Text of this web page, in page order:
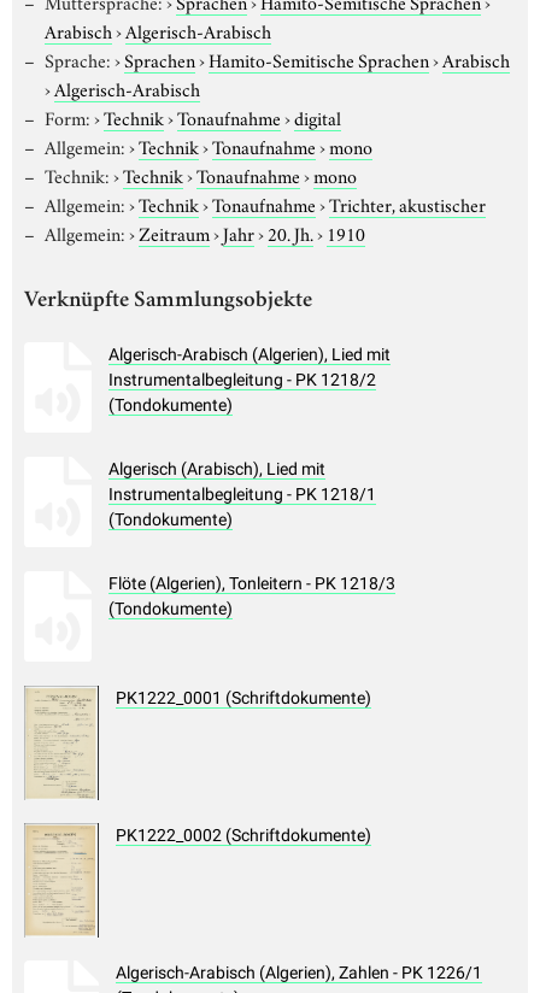
Arabisch›Algerisch-Arabisch
Sprache:›Sprachen›Hamito-Semitische Sprachen›Arabisch
›Algerisch-Arabisch
Form:›Technik›Tonaufnahme›digital
Allgemein:›Technik›Tonaufnahme›mono
Technik:›Technik›Tonaufnahme›mono
Allgemein:›Technik›Tonaufnahme›Trichter, akustischer
Allgemein:›Zeitraum›Jahr›20. Jh.› 1910
Verknüpfte Sammlungsobjekte
Algerisch-Arabisch (Algerien), Lied mit
Instrumentalbegleitung - PK 1218/2
(Tondokumente)
Algerisch (Arabisch), Lied mit
Instrumentalbegleitung - PK 1218/1
(Tondokumente)
Flöte (Algerien), Tonleitern - PK 1218/3
(Tondokumente)
PK1222_0001 (Schriftdokumente)
PK1222_0002 (Schriftdokumente)
Algerisch-Arabisch (Algerien), Zahlen - PK 1226/1